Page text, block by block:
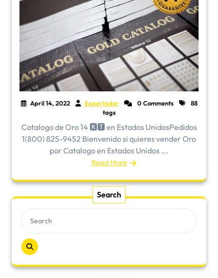
April 14, 2022 Exportador 0 Comments
88
tags
Catalogo de Oro 14 🅺🆃 en Estados UnidosPedidos
1(800) 825-9452 Bienvenido si quieres vender Oro
por Catalogo en Estados Unidos ...
Read More
Search